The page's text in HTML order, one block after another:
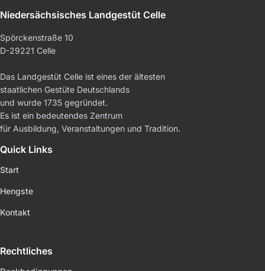
Niedersächsisches Landgestüt Celle
Spörckenstraße 10
D-29221 Celle
Das Landgestüt Celle ist eines der ältesten
staatlichen Gestüte Deutschlands
und wurde 1735 gegründet.
Es ist ein bedeutendes Zentrum
für Ausbildung, Veranstaltungen und Tradition.
Quick Links
Start
Hengste
Kontakt
Rechtliches